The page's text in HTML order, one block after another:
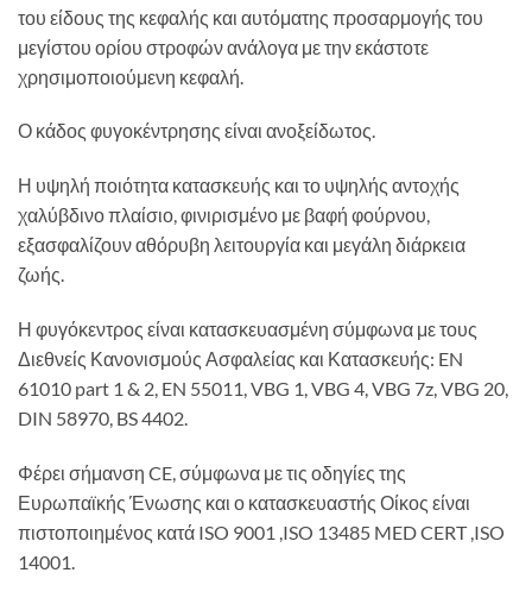
του είδους της κεφαλής και αυτόματης προσαρμογής του
μεγίστου ορίου στροφών ανάλογα με την εκάστοτε
χρησιμοποιούμενη κεφαλή.
Ο κάδος φυγοκέντρησης είναι ανοξείδωτος.
Η υψηλή ποιότητα κατασκευής και το υψηλής αντοχής
χαλύβδινο πλαίσιο, φινιρισμένο με βαφή φούρνου,
εξασφαλίζουν αθόρυβη λειτουργία και μεγάλη διάρκεια
ζωής.
Η φυγόκεντρος είναι κατασκευασμένη σύμφωνα με τους
Διεθνείς Κανονισμούς Ασφαλείας και Κατασκευής: EN
61010 part 1 & 2, EN 55011, VBG 1, VBG 4, VBG 7z, VBG 20,
DIN 58970, BS 4402.
Φέρει σήμανση CE, σύμφωνα με τις οδηγίες της
Ευρωπαϊκής Ένωσης και ο κατασκευαστής Οίκος είναι
πιστοποιημένος κατά ISO 9001 ,ISO 13485 MED CERT ,ISO
14001.